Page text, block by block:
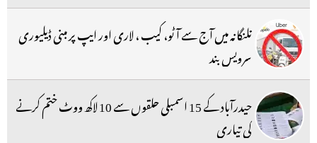
تلنگانہ میں آج سے آٹو، کیب ، لاری اور ایپ پر مبنی ڈیلیوری
سرویس بند
حیدرآباد کے 15 اسمبلی حلقوں سے 10 لاکھ ووٹ ختم کرنے
کی تیاری